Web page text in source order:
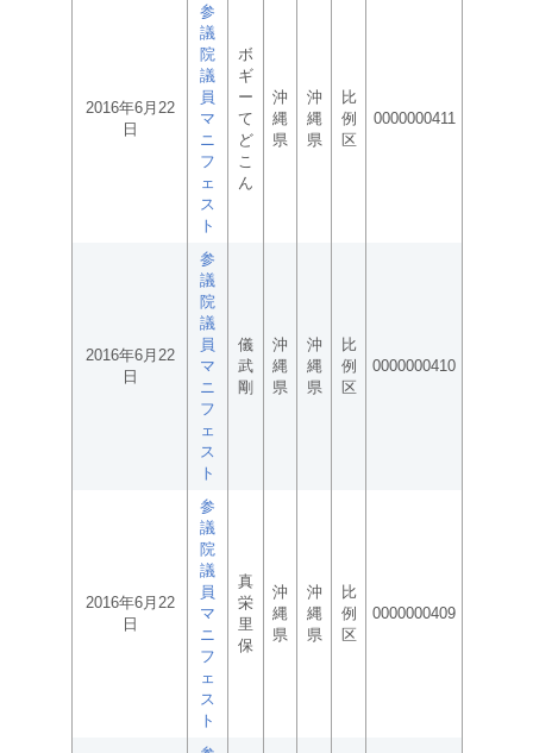
2016年6月22
日
参
議
院
議
員
マ
ニ
フ
ェ
ス
ト
ボ
ギ
ー
て
ど
こ
ん
沖
縄
県
沖
縄
県
比
例
区
0000000411
2016年6月22
日
参
議
院
議
員
マ
ニ
フ
ェ
ス
ト
儀
武
剛
沖
縄
県
沖
縄
県
比
例
区
0000000410
2016年6月22
日
参
議
院
議
員
マ
ニ
フ
ェ
ス
ト
真
栄
里
保
沖
縄
県
沖
縄
県
比
例
区
0000000409